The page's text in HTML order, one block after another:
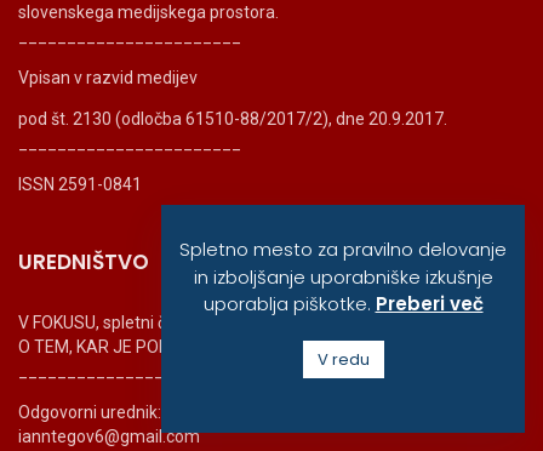
slovenskega medijskega prostora.
Vpisan v razvid medijev
pod št. 2130 (odločba 61510-88/2017/2), dne 20.9.2017.
ISSN 2591-0841
UREDNIŠTVO
V FOKUSU, spletni časopis
O TEM, KAR JE POMEMBNO
Odgovorni urednik: Vančo Tegov
ianntegov6@gmail.com
Spletno mesto za pravilno delovanje
in izboljšanje uporabniške izkušnje
uporablja piškotke. Preberi več
V redu